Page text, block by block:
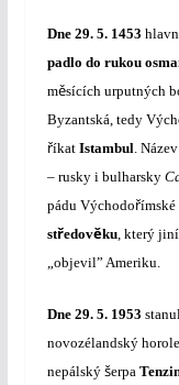
Dne 29. 5. 1453
padlo do rukou
měsících urputných
Byzantská, tedy
říkat Istambul.
– rusky i bulharsky
pádu Východořímské
středověku, který
„objevil” Ameriku.
Dne 29. 5. 1953
novozélandský
nepálský šerpa